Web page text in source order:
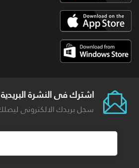
اشترك فى النشرة البريدية
سجل بريدك الالكترونى